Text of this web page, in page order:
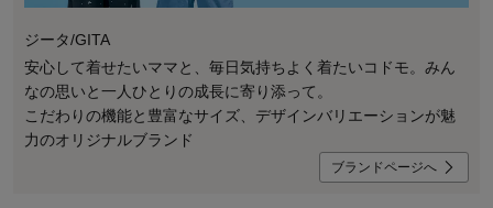
ジータ/GITA
安心して着せたいママと、毎日気持ちよく着たいコドモ。みん
なの思いと一人ひとりの成長に寄り添って。
こだわりの機能と豊富なサイズ、デザインバリエーションが魅
力のオリジナルブランド
ブランドページへ